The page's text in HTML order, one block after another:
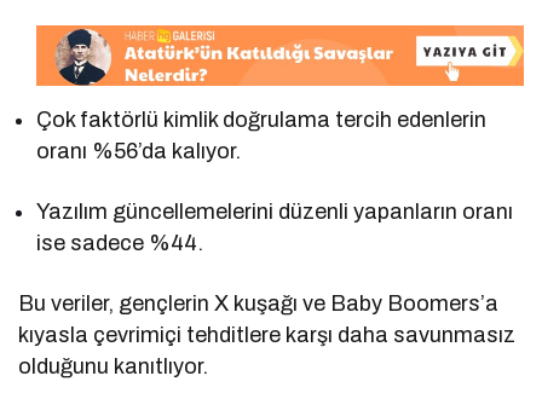
Çok faktörlü kimlik doğrulama tercih edenlerin
oranı %56’da kalıyor.
Yazılım güncellemelerini düzenli yapanların oranı
ise sadece %44.
Bu veriler, gençlerin X kuşağı ve Baby Boomers’a
kıyasla çevrimiçi tehditlere karşı daha savunmasız
olduğunu kanıtlıyor.